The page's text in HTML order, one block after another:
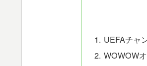
UEFAチャ
WOWOW